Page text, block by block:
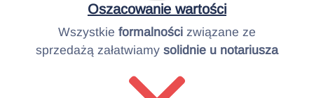
Oszacowanie wartości
Wszystkie formalnościzwiązane ze
sprzedażą załatwiamy solidnie u notariusza